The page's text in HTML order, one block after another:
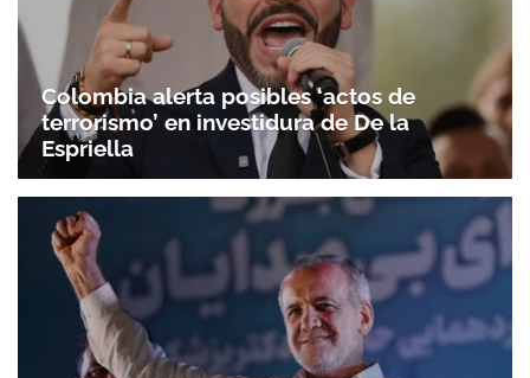
Colombia alerta posibles ‘actos de
terrorismo’ en investidura de De la
Espriella